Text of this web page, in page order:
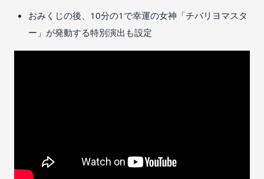
おみくじの後、10分の1で幸運の女神「チバリヨマスタ
ー」が発動する特別演出も設定